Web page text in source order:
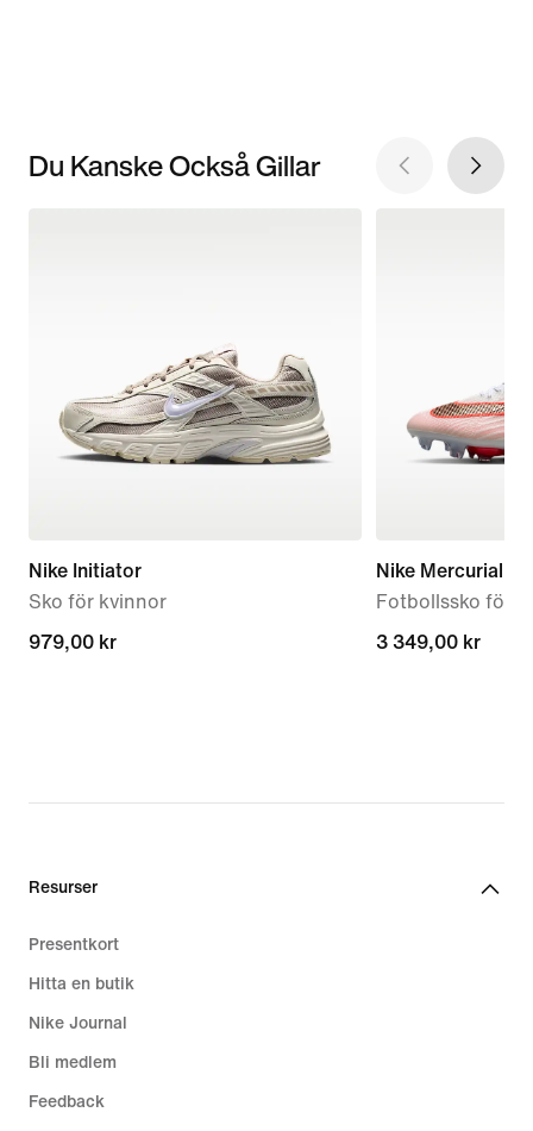
Du Kanske Också Gillar
Nike Initiator
Sko för kvinnor
979,00 kr
979,00 kr
Nike Mercurial
Fotbollssko för
3 349,00 kr
3 349,00 kr
Resurser
Presentkort
Hitta en butik
Nike Journal
Bli medlem
Feedback